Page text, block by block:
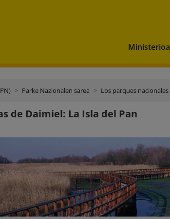
Ministerioa
Parke Nazionalen sarea Los parques nacionales
de Daimiel: La Isla del Pan